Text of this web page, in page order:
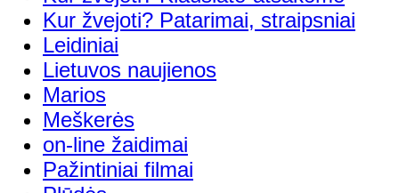
Kur žvejoti? Patarimai, straipsniai
Leidiniai
Lietuvos naujienos
Marios
Meškerės
on-line žaidimai
Pažintiniai filmai